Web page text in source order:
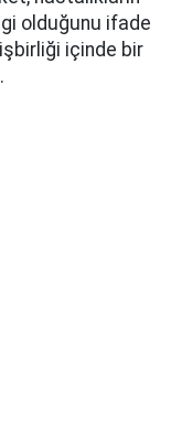
olduğunu ifade
içinde bir